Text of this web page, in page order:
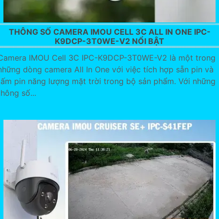
THÔNG SỐ CAMERA IMOU CELL 3C ALL IN ONE IPC-
K9DCP-3T0WE-V2 NỔI BẬT
IMOU Cell 3C IPC-K9DCP-3T0WE-V2 là một trong
dòng camera All In One với việc tích hợp sẵn pin và
pin năng lượng mặt trời trong bộ sản phẩm. Với những
số...